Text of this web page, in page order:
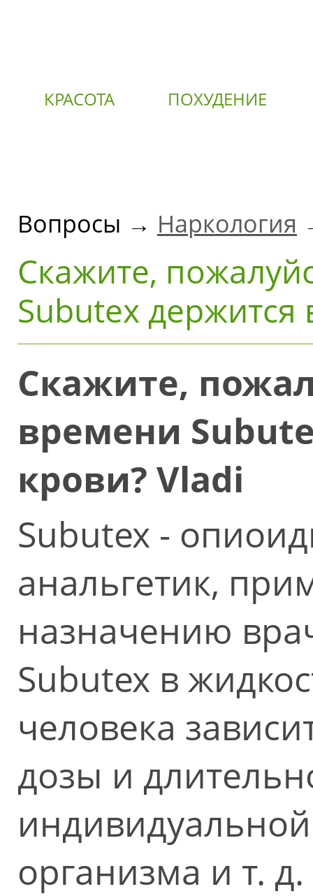
КРАСОТА ПОХУДЕНИЕ
Вопросы → Наркология
Скажите,
Subutex держится
Скажите,
времени
крови? Vladi
Subutex -
анальгетик,
назначению
Subutex в
человека
дозы и
организма и т. д.